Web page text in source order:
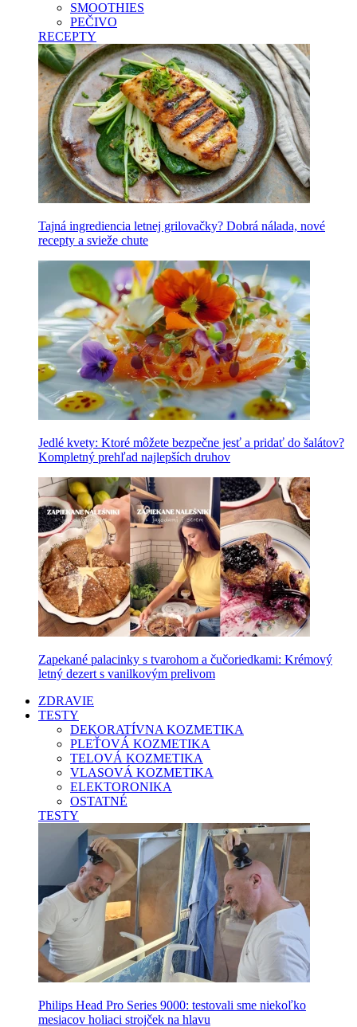
SMOOTHIES
PEČIVO
RECEPTY
Tajná ingrediencia letnej grilovačky? Dobrá nálada, nové
recepty a svieže chute
Jedlé kvety: Ktoré môžete bezpečne jesť a pridať do šalátov?
Kompletný prehľad najlepších druhov
Zapekané palacinky s tvarohom a čučoriedkami: Krémový
letný dezert s vanilkovým prelivom
ZDRAVIE
TESTY
DEKORATÍVNA KOZMETIKA
PLEŤOVÁ KOZMETIKA
TELOVÁ KOZMETIKA
VLASOVÁ KOZMETIKA
ELEKTORONIKA
OSTATNÉ
TESTY
Philips Head Pro Series 9000: testovali sme niekoľko
mesiacov holiaci strojček na hlavu